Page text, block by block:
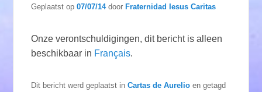
Geplaatst op07/07/14 doorFraternidad Iesus Caritas
Onze verontschuldigingen, dit bericht is alleen
beschikbaar in Français.
Dit bericht werd geplaatst inCartas de Aurelio en getagd